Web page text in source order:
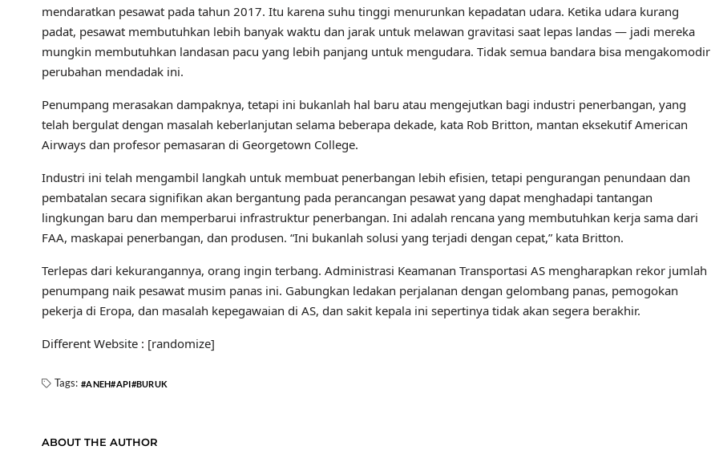
mendaratkan pesawat pada tahun 2017. Itu karena suhu tinggi menurunkan kepadatan udara. Ketika udara kurang
padat, pesawat membutuhkan lebih banyak waktu dan jarak untuk melawan gravitasi saat lepas landas — jadi mereka
mungkin membutuhkan landasan pacu yang lebih panjang untuk mengudara. Tidak semua bandara bisa mengakomodir
perubahan mendadak ini.
Penumpang merasakan dampaknya, tetapi ini bukanlah hal baru atau mengejutkan bagi industri penerbangan, yang
telah bergulat dengan masalah keberlanjutan selama beberapa dekade, kata Rob Britton, mantan eksekutif American
Airways dan profesor pemasaran di Georgetown College.
Industri ini telah mengambil langkah untuk membuat penerbangan lebih efisien, tetapi pengurangan penundaan dan
pembatalan secara signifikan akan bergantung pada perancangan pesawat yang dapat menghadapi tantangan
lingkungan baru dan memperbarui infrastruktur penerbangan. Ini adalah rencana yang membutuhkan kerja sama dari
FAA, maskapai penerbangan, dan produsen. “Ini bukanlah solusi yang terjadi dengan cepat,” kata Britton.
Terlepas dari kekurangannya, orang ingin terbang. Administrasi Keamanan Transportasi AS mengharapkan rekor jumlah
penumpang naik pesawat musim panas ini. Gabungkan ledakan perjalanan dengan gelombang panas, pemogokan
pekerja di Eropa, dan masalah kepegawaian di AS, dan sakit kepala ini sepertinya tidak akan segera berakhir.
Different Website : [randomize]
Tags: ANEH API BURUK
ABOUT THE AUTHOR